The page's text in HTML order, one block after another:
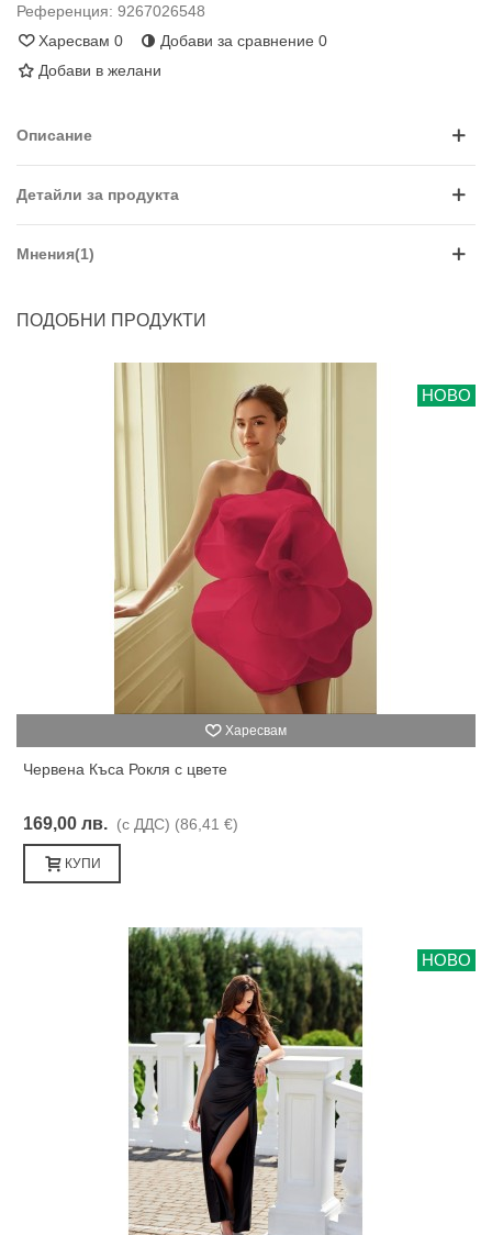
Референция: 9267026548
Харесвам 0 Добави за сравнение 0
Добави в желани
Описание
Детайли за продукта
Мнения(1)
ПОДОБНИ ПРОДУКТИ
НОВО
Харесвам
Червена Къса Рокля с цвете
169,00 лв. (с ДДС) (86,41 €)
КУПИ
НОВО